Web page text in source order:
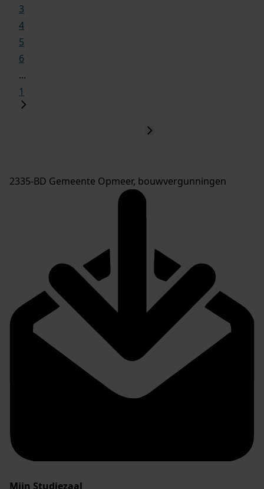
3
4
5
6
...
1
2335-BD Gemeente Opmeer, bouwvergunningen
Mijn Studiezaal